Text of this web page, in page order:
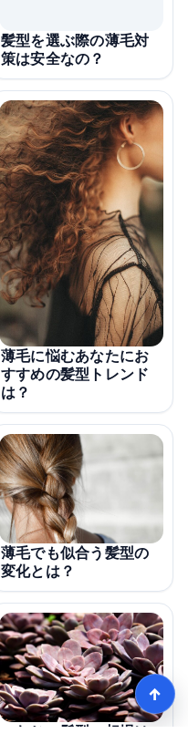
髪型を選ぶ際の薄毛対
策は安全なの？
薄毛に悩むあなたにお
すすめの髪型トレンド
は？
薄毛でも似合う髪型の
変化とは？
つむじの髪型、相場は
↑